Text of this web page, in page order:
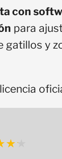
con
para
gatillos y